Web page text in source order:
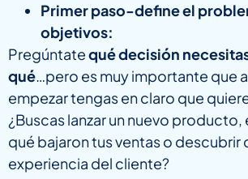
Primer paso-define el
objetivos:
Pregúntatequé decisión
qué…pero es muy importante que
empezar tengas en claro que
¿Buscas lanzar un nuevo
qué bajaron tus ventas o descubrir
experiencia del cliente?